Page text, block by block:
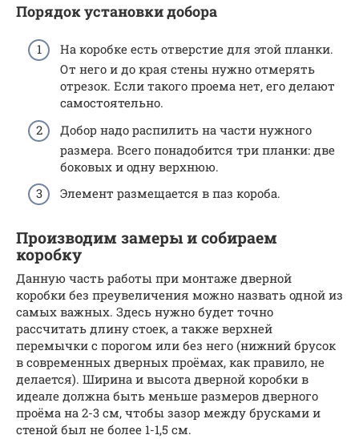
Порядок установки добора
На коробке есть отверстие для этой планки.
От него и до края стены нужно отмерять
отрезок. Если такого проема нет, его делают
самостоятельно.
Добор надо распилить на части нужного
размера. Всего понадобится три планки: две
боковых и одну верхнюю.
Элемент размещается в паз короба.
Производим замеры и собираем
коробку
Данную часть работы при монтаже дверной
коробки без преувеличения можно назвать одной из
самых важных. Здесь нужно будет точно
рассчитать длину стоек, а также верхней
перемычки с порогом или без него (нижний брусок
в современных дверных проёмах, как правило, не
делается). Ширина и высота дверной коробки в
идеале должна быть меньше размеров дверного
проёма на 2-3 см, чтобы зазор между брусками и
стеной был не более 1-1,5 см.